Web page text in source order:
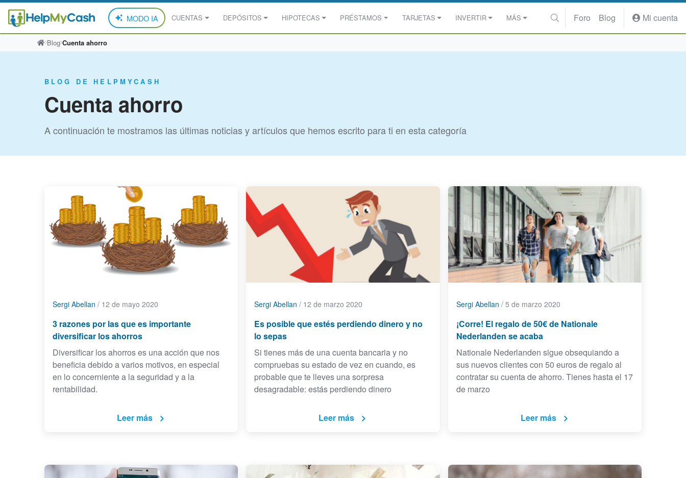
MODO IA CUENTAS DEPÓSITOS HIPOTECAS PRÉSTAMOS TARJETAS INVERTIR MÁS Foro Blog Mi cuenta
al
Blog Cuenta ahorro
BLOG DE HELPMYCASH
Cuenta ahorro
A continuación te mostramos las últimas noticias y artículos que hemos escrito para ti en esta categoría
Sergi Abellan / 12 de mayo 2020
3 razones por las que es importante
diversificar los ahorros
Diversificar los ahorros es una acción que nos
beneficia debido a varios motivos, en especial
en lo concerniente a la seguridad y a la
rentabilidad.
Leer más
Sergi Abellan / 12 de marzo 2020
Es posible que estés perdiendo dinero y no
lo sepas
Si tienes más de una cuenta bancaria y no
compruebas su estado de vez en cuando, es
probable que te lleves una sorpresa
desagradable: estás perdiendo dinero
Leer más
Sergi Abellan / 5 de marzo 2020
¡Corre! El regalo de 50€ de Nationale
Nederlanden se acaba
Nationale Nederlanden sigue obsequiando a
sus nuevos clientes con 50 euros de regalo al
contratar su cuenta de ahorro. Tienes hasta el 17
de marzo
Leer más